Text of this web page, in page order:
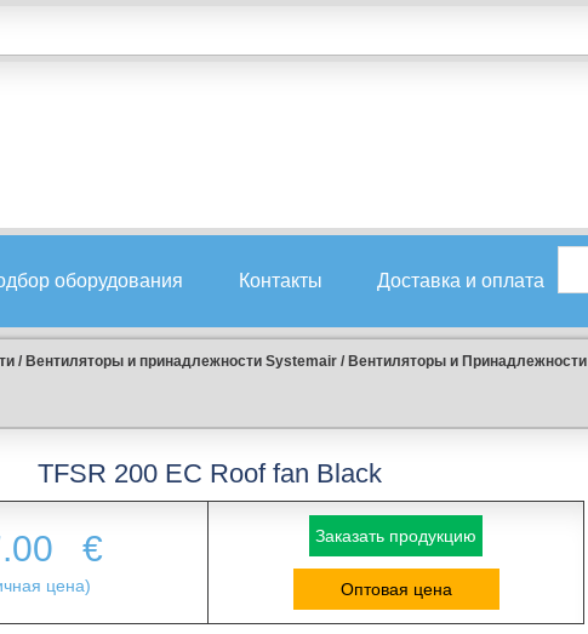
оборудования Контакты Доставка и оплата
/ Вентиляторы и принадлежности Systemair / Вентиляторы и Принадлежности
TFSR 200 EC Roof fan Black
€
цена)
Заказать продукцию
Оптовая цена